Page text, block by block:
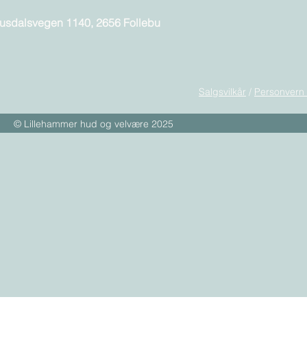
1140, 2656 Follebu
Salgsvilkår / Personvern
© Lillehammer hud og velvære 2025